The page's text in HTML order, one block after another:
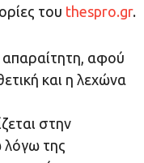
του thespro.gr.
αφού
και η λεχώνα
στην
λόγω της